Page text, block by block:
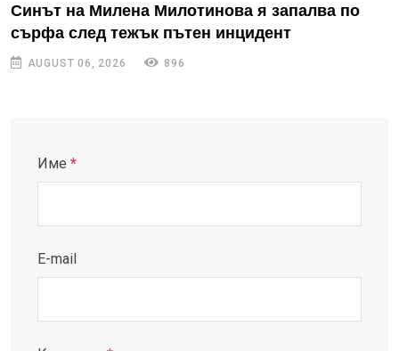
Синът на Милена Милотинова я запалва по
сърфа след тежък пътен инцидент
AUGUST 06, 2026 896
Име *
E-mail